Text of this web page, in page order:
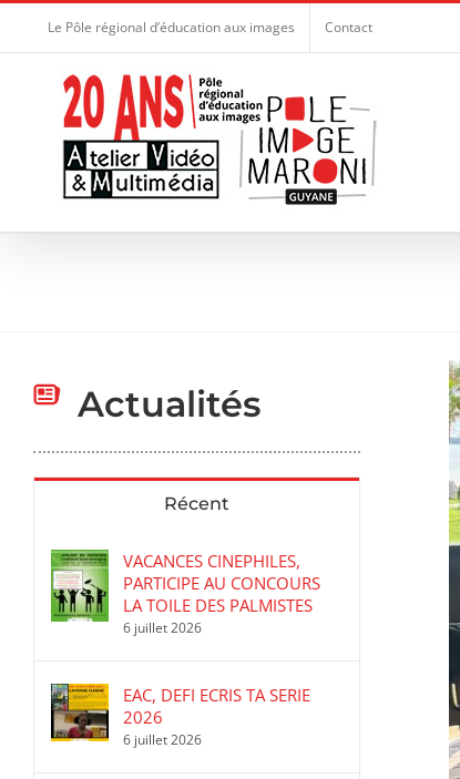
Le Pôle régional d’éducation aux images Contact
Actualités
Récent
VACANCES CINEPHILES,
PARTICIPE AU CONCOURS
LA TOILE DES PALMISTES
6 juillet 2026
EAC, DEFI ECRIS TA SERIE
2026
6 juillet 2026